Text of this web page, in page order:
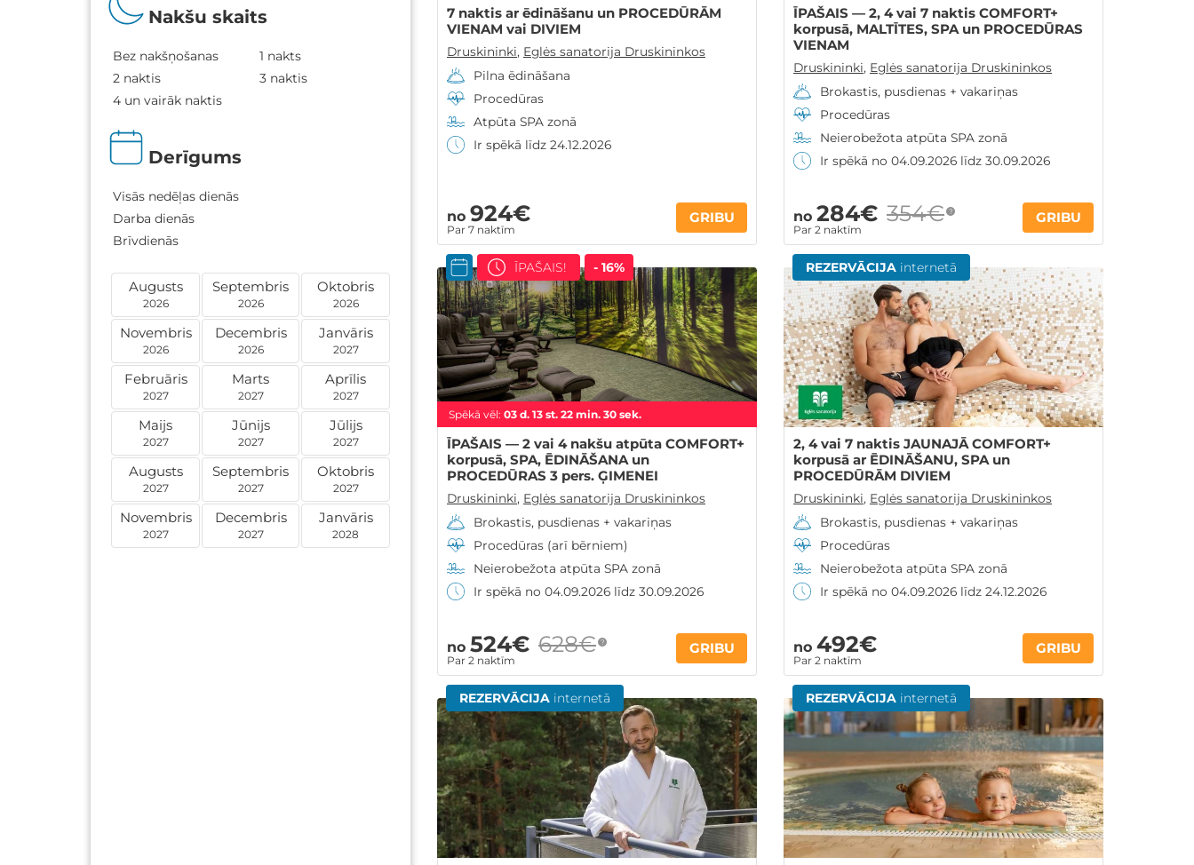
Nakšu skaits
Bez nakšņošanas
1 nakts
2 naktis
3 naktis
4 un vairāk naktis
Derīgums
Visās nedēļas dienās
Darba dienās
Brīvdienās
Augusts
2026
Septembris
2026
Oktobris
2026
Novembris
2026
Decembris
2026
Janvāris
2027
Februāris
2027
Marts
2027
Aprīlis
2027
Maijs
2027
Jūnijs
2027
Jūlijs
2027
Augusts
2027
Septembris
2027
Oktobris
2027
Novembris
2027
Decembris
2027
Janvāris
2028
7 naktis ar ēdināšanu un PROCEDŪRĀM
VIENAM vai DIVIEM
Druskininki, Eglės sanatorija Druskininkos
Pilna ēdināšana
Procedūras
Atpūta SPA zonā
Ir spēkā līdz 24.12.2026
no 924€
Par 7 naktīm
GRIBU
ĪPAŠAIS — 2, 4 vai 7 naktis COMFORT+
korpusā, MALTĪTES, SPA un PROCEDŪRAS
VIENAM
Druskininki, Eglės sanatorija Druskininkos
Brokastis, pusdienas + vakariņas
Procedūras
Neierobežota atpūta SPA zonā
Ir spēkā no 04.09.2026 līdz 30.09.2026
no 284€
Par 2 naktīm
354€ ? GRIBU
Spēkā vēl: 03 d. 13 st. 22 min. 28 sek.
ĪPAŠAIS! - 16%
ĪPAŠAIS — 2 vai 4 nakšu atpūta COMFORT+
korpusā, SPA, ĒDINĀŠANA un
PROCEDŪRAS 3 pers. ĢIMENEI
Druskininki, Eglės sanatorija Druskininkos
Brokastis, pusdienas + vakariņas
Procedūras (arī bērniem)
Neierobežota atpūta SPA zonā
Ir spēkā no 04.09.2026 līdz 30.09.2026
no 524€
Par 2 naktīm
628€ ? GRIBU
REZERVĀCIJA internetā
2, 4 vai 7 naktis JAUNAJĀ COMFORT+
korpusā ar ĒDINĀŠANU, SPA un
PROCEDŪRĀM DIVIEM
Druskininki, Eglės sanatorija Druskininkos
Brokastis, pusdienas + vakariņas
Procedūras
Neierobežota atpūta SPA zonā
Ir spēkā no 04.09.2026 līdz 24.12.2026
no 492€
Par 2 naktīm
GRIBU
REZERVĀCIJA internetā REZERVĀCIJA internetā